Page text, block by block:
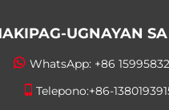
UGNAYAN
WhatsApp: +86
Telepono:+86-